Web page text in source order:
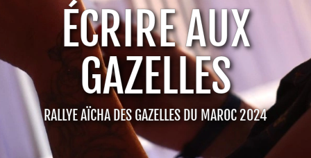
ÉCRIRE AUX
GAZELLES
RALLYE AÏCHA DES GAZELLES DU MAROC 2024